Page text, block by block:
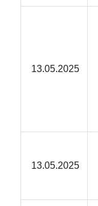
13.05.2025
13.05.2025